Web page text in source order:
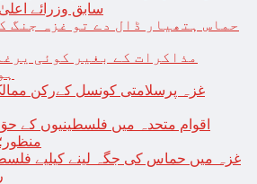
سابق وزرائے
حماس ہتھیار ڈال دے تو غزہ جنگ
مذاکرات کے بغیر کوئی
غزہ پرسلامتی کونسل کےرکن
غزہ میں حماس کی جگہ لینے کیلیے